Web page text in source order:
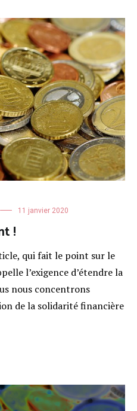
11 janvier 2020
!
qui fait le point sur le
l’exigence d’étendre la
nous concentrons
de la solidarité financière